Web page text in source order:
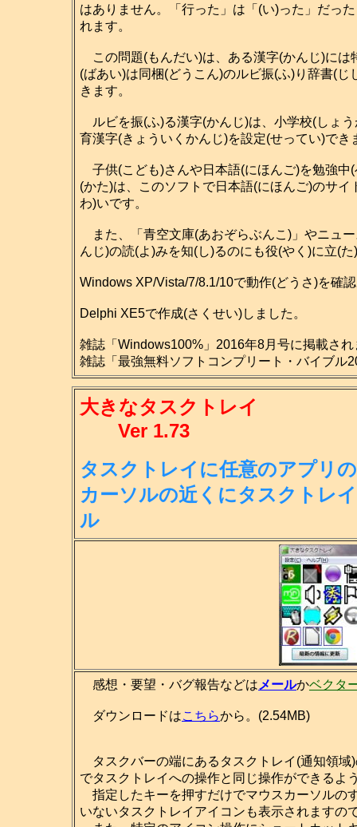
はありません。「行った」は「(い)った」だっ
れます。
この問題(もんだい)は、ある漢字(かんじ)には
(ばあい)は同梱(どうこん)のルビ振(ふ)り辞書(
きます。
ルビを振(ふ)る漢字(かんじ)は、小学校(しょ
育漢字(きょういくかんじ)を設定(せってい)で
子供(こども)さんや日本語(にほんご)を勉強中
(かた)は、このソフトで日本語(にほんご)のサ
わ)いです。
また、「青空文庫(あおぞらぶんこ)」やニュ
んじ)の読(よ)みを知(し)るのにも役(やく)に立(
Windows XP/Vista/7/8.1/10で動作(どうさ)を確
Delphi XE5で作成(さくせい)しました。
雑誌「Windows100%」2016年8月号に掲載され
雑誌「最強無料ソフトコンプリート・バイブル
大きなタスクトレイ
Ver 1.73
タスクトレイに任意のアプリ
カーソルの近くにタスクトレ
ル
感想・要望・バグ報告などは メールかベクタ
ダウンロードはこちらから。(2.54MB)
タスクバーの端にあるタスクトレイ(通知領域
でタスクトレイへの操作と同じ操作ができるよ
指定したキーを押すだけでマウスカーソルの
いないタスクトレイアイコンも表示されますの